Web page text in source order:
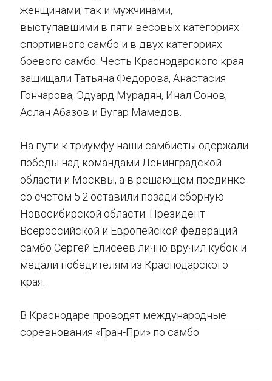
женщинами, так и мужчинами,
выступавшими в пяти весовых категориях
спортивного самбо и в двух категориях
боевого самбо. Честь Краснодарского края
защищали Татьяна Федорова, Анастасия
Гончарова, Эдуард Мурадян, Инал Сонов,
Аслан Абазов и Вугар Мамедов.
На пути к триумфу наши самбисты одержали
победы над командами Ленинградской
области и Москвы, а в решающем поединке
со счетом 5:2 оставили позади сборную
Новосибирской области. Президент
Всероссийской и Европейской федераций
самбо Сергей Елисеев лично вручил кубок и
медали победителям из Краснодарского
края.
В Краснодаре проводят международные
соревнования «Гран-При» по самбо